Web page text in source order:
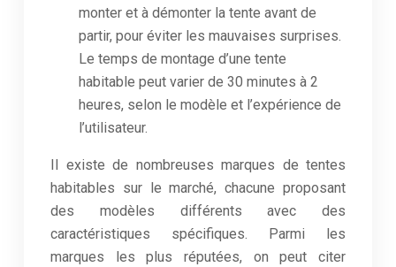
monter et à démonter la tente avant de
partir, pour éviter les mauvaises surprises.
Le temps de montage d’une tente
habitable peut varier de 30 minutes à 2
heures, selon le modèle et l’expérience de
l’utilisateur.
Il existe de nombreuses marques de tentes
habitables sur le marché, chacune proposant
des modèles différents avec des
caractéristiques spécifiques. Parmi les
marques les plus réputées, on peut citer